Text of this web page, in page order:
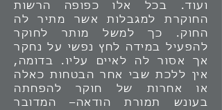
ועוד. בכל אלו כפופה הרשות
החוקרת למגבלות אשר מתיר לה
החוק. כך למשל מותר לחוקר
להפעיל במידה לחץ נפשי על נחקר
אך אסור לה לאיים עליו. בדומה,
אין ללכת שבי אחר הבטחות כאלה
או אחרות של חוקר להפחתה
בעונש תמורת הודאה– המדובר